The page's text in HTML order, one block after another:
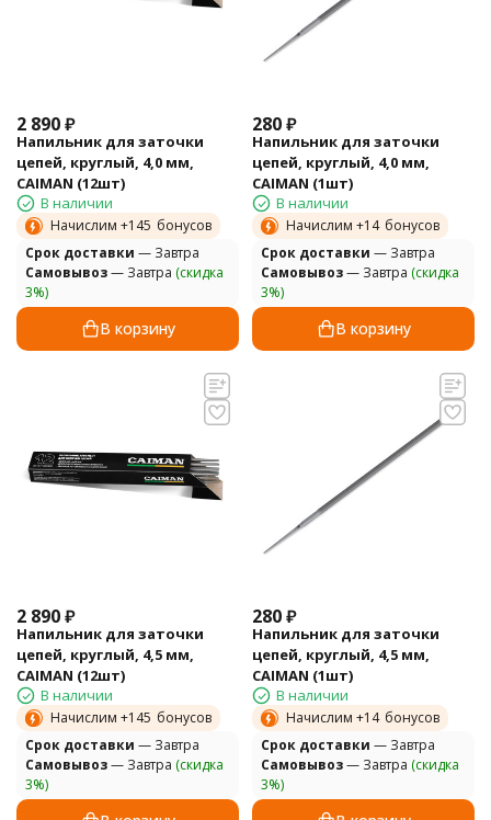
2 890₽
Напильник для заточки
цепей, круглый, 4,0 мм,
CAIMAN (12шт)
В наличии
Начислим +145 бонусов
Cрок доставки — Завтра
Самовывоз— Завтра (скидка
3%)
В корзину
280₽
Напильник для заточки
цепей, круглый, 4,0 мм,
CAIMAN (1шт)
В наличии
Начислим +14 бонусов
Cрок доставки — Завтра
Самовывоз— Завтра (скидка
3%)
В корзину
2 890₽
Напильник для заточки
цепей, круглый, 4,5 мм,
CAIMAN (12шт)
В наличии
Начислим +145 бонусов
Cрок доставки — Завтра
Самовывоз— Завтра (скидка
3%)
280₽
Напильник для заточки
цепей, круглый, 4,5 мм,
CAIMAN (1шт)
В наличии
Начислим +14 бонусов
Cрок доставки — Завтра
Самовывоз— Завтра (скидка
3%)